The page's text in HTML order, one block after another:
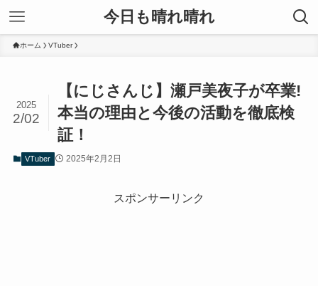
今日も晴れ晴れ
ホーム VTuber
【にじさんじ】瀬戸美夜子が卒業!
本当の理由と今後の活動を徹底検
証！
2025
2/02
VTuber 2025年2月2日
スポンサーリンク